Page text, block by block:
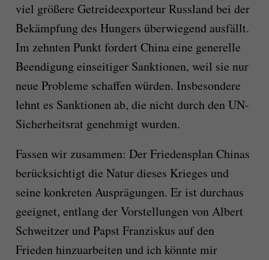
viel größere Getreideexporteur Russland bei der
Bekämpfung des Hungers überwiegend ausfällt.
Im zehnten Punkt fordert China eine generelle
Beendigung einseitiger Sanktionen, weil sie nur
neue Probleme schaffen würden. Insbesondere
lehnt es Sanktionen ab, die nicht durch den UN-
Sicherheitsrat genehmigt wurden.
Fassen wir zusammen: Der Friedensplan Chinas
berücksichtigt die Natur dieses Krieges und
seine konkreten Ausprägungen. Er ist durchaus
geeignet, entlang der Vorstellungen von Albert
Schweitzer und Papst Franziskus auf den
Frieden hinzuarbeiten und ich könnte mir